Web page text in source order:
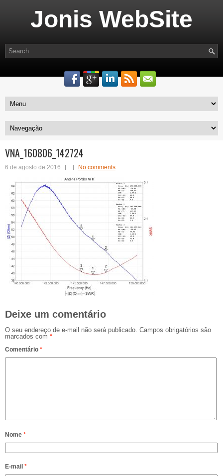
Jonis WebSite
VNA_160806_142724
6 de agosto de 2016 No comments
Deixe um comentário
O seu endereço de e-mail não será publicado. Campos obrigatórios são
marcados com *
Comentário *
Nome *
E-mail *